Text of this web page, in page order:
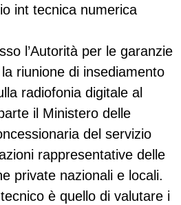
int tecnica numerica
l’Autorità per le garanzie
riunione di insediamento
radiofonia digitale al
il Ministero delle
del servizio
rappresentative delle
private nazionali e locali.
è quello di valutare i